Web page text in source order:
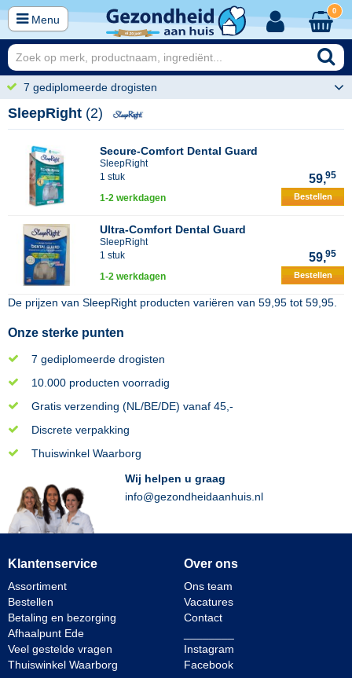
Menu
0
7 gediplomeerde drogisten
SleepRight (2)
Secure-Comfort Dental Guard
SleepRight
1 stuk
59,95
1-2 werkdagen Bestellen
Ultra-Comfort Dental Guard
SleepRight
1 stuk
59,95
1-2 werkdagen Bestellen
De prijzen van SleepRight producten variëren van 59,95 tot 59,95
Onze sterke punten
7 gediplomeerde drogisten
10.000 producten voorradig
Gratis verzending (NL/BE/DE) vanaf 45,-
Discrete verpakking
Thuiswinkel Waarborg
Wij helpen u graag
info@gezondheidaanhuis.nl
Klantenservice
Assortiment
Bestellen
Betaling en bezorging
Afhaalpunt Ede
Veel gestelde vragen
Thuiswinkel Waarborg
Over ons
Ons team
Vacatures
Contact
Instagram
Facebook